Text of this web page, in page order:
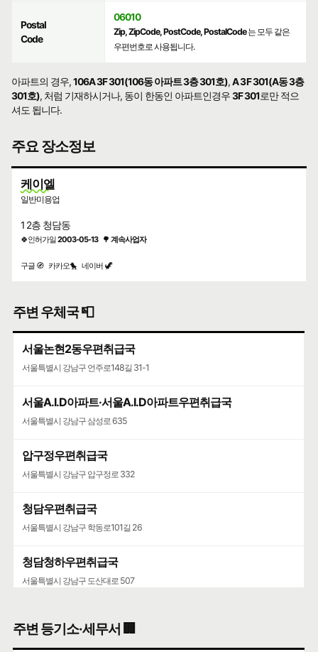
Postal
Code
06010
Zip, ZipCode, PostCode, PostalCode는 모두 같은
우편번호로 사용됩니다.
아파트의 경우,106A 3F 301(106동 아파트 3층 301호),A 3F 301(A동 3층
301호), 처럼 기재하시거나, 동이 한동인 아파트인경우3F 301로만 적으
셔도 됩니다.
주요 장소정보
케이엘
일반미용업
1 2층 청담동
🍀인허가일2003-05-13 🌳 계속사업자
구글 🧭 카카오🐤 네이버 🦖
주변 우체국 📮
서울논현2동우편취급국
서울특별시 강남구 언주로148길 31-1
서울A.I.D아파트·서울A.I.D아파트우편취급국
서울특별시 강남구 삼성로 635
압구정우편취급국
서울특별시 강남구 압구정로 332
청담우편취급국
서울특별시 강남구 학동로101길 26
청담청하우편취급국
서울특별시 강남구 도산대로 507
주변 등기소·세무서 🏢